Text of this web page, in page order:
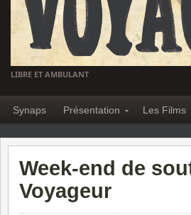
LIBRE ET AMBULANT
Synaps Présentation Les Films
Week-end de
Voyageur